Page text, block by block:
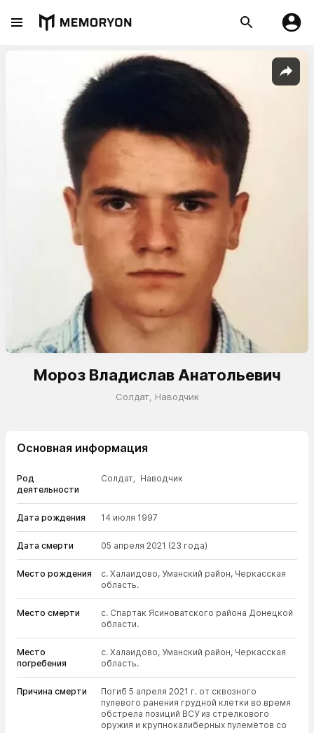
Мороз Владислав Анатольевич
Солдат, Наводчик
Основная информация
Род
деятельности
Солдат, Наводчик
Дата рождения 14 июля 1997
Дата смерти 05 апреля 2021 (23 года)
Место рождения
с. Халаидово, Уманский район, Черкасская
область.
Место смерти
с. Спартак Ясиноватского района Донецкой
области.
Место
погребения
с. Халаидово, Уманский район, Черкасская
область.
Причина смерти
Погиб 5 апреля 2021 г. от сквозного
пулевого ранения грудной клетки во время
обстрела позиций ВСУ из стрелкового
оружия и крупнокалиберных пулемётов со